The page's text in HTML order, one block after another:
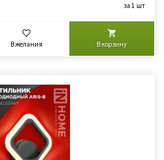
за 1 шт
В желания В корзину